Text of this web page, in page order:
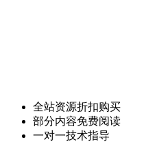
全站资源折扣购买
部分内容免费阅读
一对一技术指导